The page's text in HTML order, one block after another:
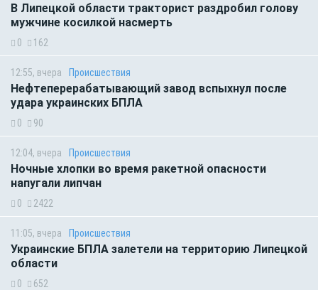
В Липецкой области тракторист раздробил голову
мужчине косилкой насмерть
0 162
12:55, вчера Происшествия
Нефтеперерабатывающий завод вспыхнул после
удара украинских БПЛА
0 90
12:04, вчера Происшествия
Ночные хлопки во время ракетной опасности
напугали липчан
0 2422
11:05, вчера Происшествия
Украинские БПЛА залетели на территорию Липецкой
области
0 652